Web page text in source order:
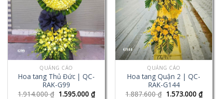
QUẢNG CÁO
Hoa tang Thủ Đức | QC-
RAK-G99
1.914.000₫ 1.595.000 ₫
QUẢNG CÁO
Hoa tang Quận 2 | QC-
RAK-G144
1.887.600₫ 1.573.000 ₫